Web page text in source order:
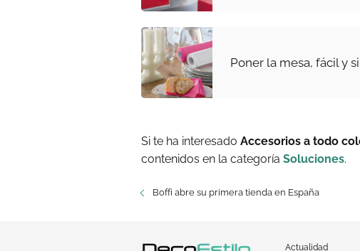
Poner la mesa, fácil y
Si te ha interesado Accesorios a todo
contenidos en la categoría Soluciones.
Boffi abre su primera tienda en España
Actualidad